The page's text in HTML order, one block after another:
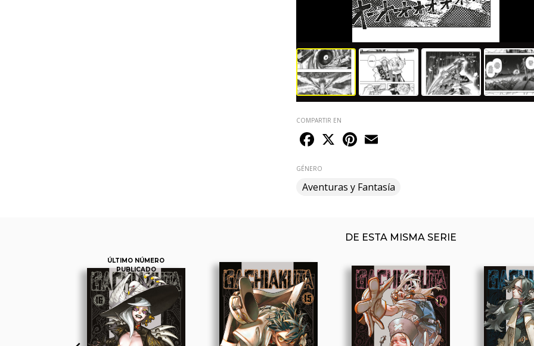
COMPARTIR EN
Facebook
X Pinterest
GÉNERO
Aventuras y Fantasía
DE ESTA MISMA SERIE
ÚLTIMO NÚMERO
PUBLICADO